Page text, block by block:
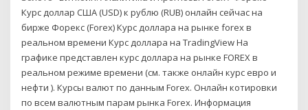
Курс доллар США (USD) к рублю (RUB) онлайн сейчас на
бирже Форекс (Forex) Курс доллара на рынке forex в
реальном времени Курс доллара на TradingView На
графике представлен курс доллара на рынке FOREX в
реальном режиме времени (см. также онлайн курс евро и
нефти ). Курсы валют по данным Forex. Онлайн котировки
по всем валютным парам рынка Forex. Информация